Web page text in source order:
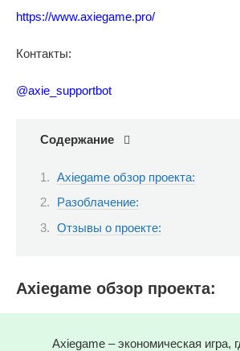
https://www.axiegame.pro/
Контакты:
@axie_supportbot
Содержание
Axiegame обзор проекта:
Разоблачение:
Отзывы о проекте:
Axiegame обзор проекта:
Axiegame – экономическая игра,